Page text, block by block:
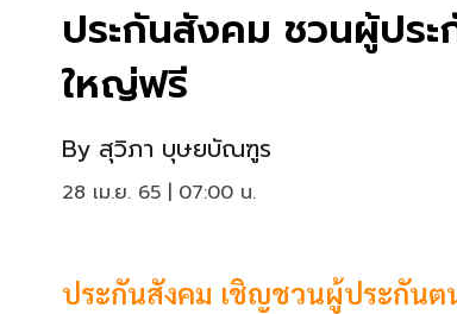
ประกันสังคม ชวนผู้ปร
ใหญ่ฟรี
By สุวิภา บุษยบัณฑูร
28 เม.ย. 65 | 07:00 น.
ประกันสังคม เชิญชวนผู้ประกันต